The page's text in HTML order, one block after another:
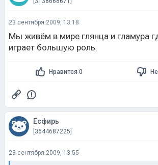
23 сентября 2009, 13:18
Мы живём в мире глянца и гламура
играет большую роль.
Нравится 0
Есфирь
[3644687225]
23 сентября 2009, 13:55